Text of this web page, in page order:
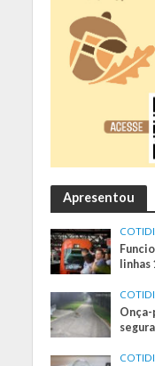
Apresentou
linhas
Onça-